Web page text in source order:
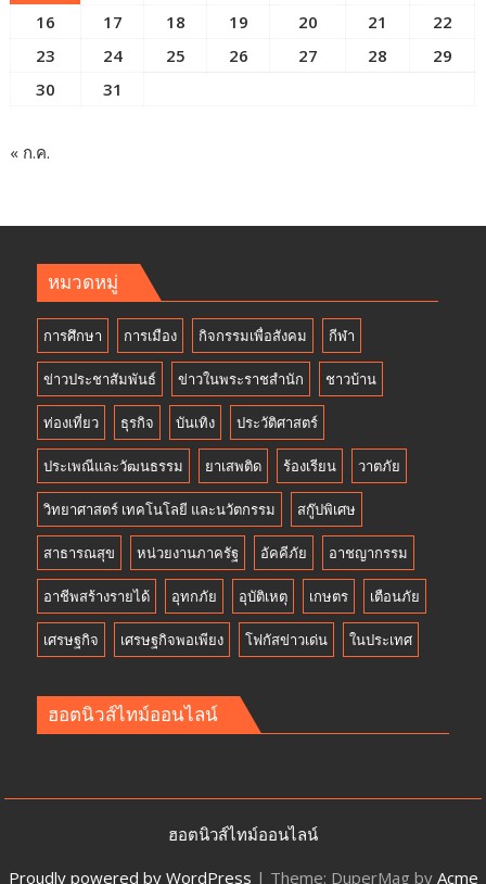
16
17 18 19 20 21
22
23
24 25 26 27 28
29
30
31
« ก.ค.
หมวดหมู่
การศึกษา การเมือง กิจกรรมเพื่อสังคม กีฬา
ข่าวประชาสัมพันธ์ ข่าวในพระราชสำนัก ชาวบ้าน
ท่องเที่ยว ธุรกิจ บันเทิง ประวัติศาสตร์
ประเพณีและวัฒนธรรม ยาเสพติด ร้องเรียน วาตภัย
วิทยาศาสตร์ เทคโนโลยี และนวัตกรรม สกู๊ปพิเศษ
สาธารณสุข หน่วยงานภาครัฐ อัคคีภัย อาชญากรรม
อาชีพสร้างรายได้ อุทกภัย อุบัติเหตุ เกษตร เตือนภัย
เศรษฐกิจ เศรษฐกิจพอเพียง โฟกัสข่าวเด่น ในประเทศ
ฮอตนิวส์ไทม์ออนไลน์
ฮอตนิวส์ไทม์ออนไลน์
Proudly powered by WordPress | Theme: DuperMag by Acme